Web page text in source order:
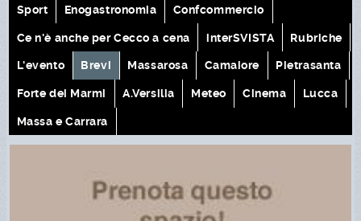
Sport Enogastronomia Confcommercio
Ce n'è anche per Cecco a cena interSVISTA Rubriche
L'evento Brevi Massarosa Camaiore Pietrasanta
Forte dei Marmi A.Versilia Meteo Cinema Lucca
Massa e Carrara